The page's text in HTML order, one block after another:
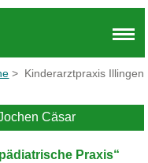
> Kinderarztpraxis Illingen
Cäsar
Praxis“